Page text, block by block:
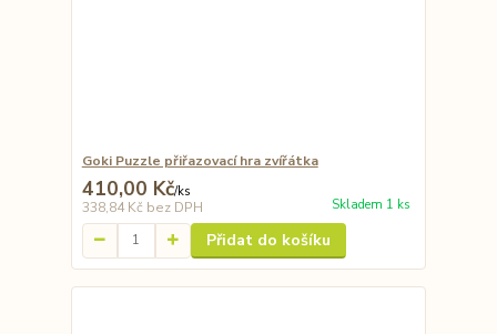
Goki Puzzle přiřazovací hra zvířátka
410,00 Kč/ks
338,84 Kč bez DPH Skladem 1 ks
Přidat do košíku